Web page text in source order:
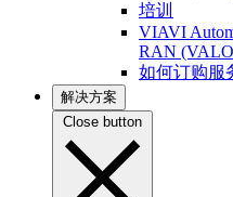
培训
VIAVI
RAN
如何订购服
解决方案
Close button